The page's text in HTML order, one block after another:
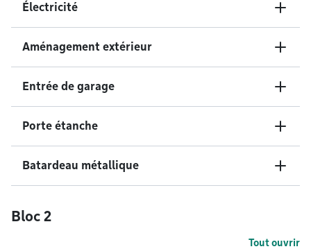
Électricité
Aménagement extérieur
Entrée de garage
Porte étanche
Batardeau métallique
Bloc 2
Tout ouvrir